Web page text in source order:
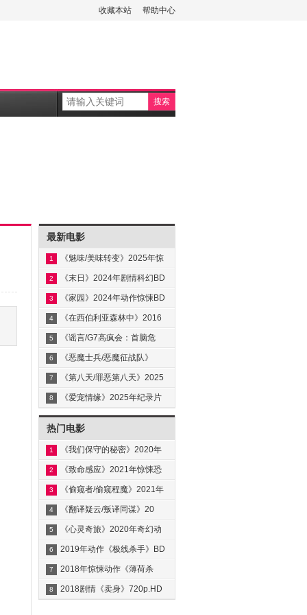
收藏本站 帮助中心
最新电影
1
《魅味/美味转变》2025年惊
悚BD中英
2
《末日》2024年剧情科幻BD
中英双字
3
《家园》2024年动作惊悚BD
中英双字
4
《在西伯利亚森林中》2016
年高分冒
5
《谣言/G7高疯会：首脑危
机》2024年
6
《恶魔士兵/恶魔征战队》
2023年战争
7
《第八天/罪恶第八天》2025
年剧情犯
8
《爱宠情缘》2025年纪录片
BD中英双
热门电影
1
《我们保守的秘密》2020年
悬
2
《致命感应》2021年惊悚恐
怖
3 《偷窥者/偷窥程魔》2021年
4 《翻译疑云/叛译同谋》20
5
《心灵奇旅》2020年奇幻动
画
6
2019年动作《极线杀手》BD
中
7
2018年惊悚动作《薄荷杀
手》
8
2018剧情《卖身》720p.HD